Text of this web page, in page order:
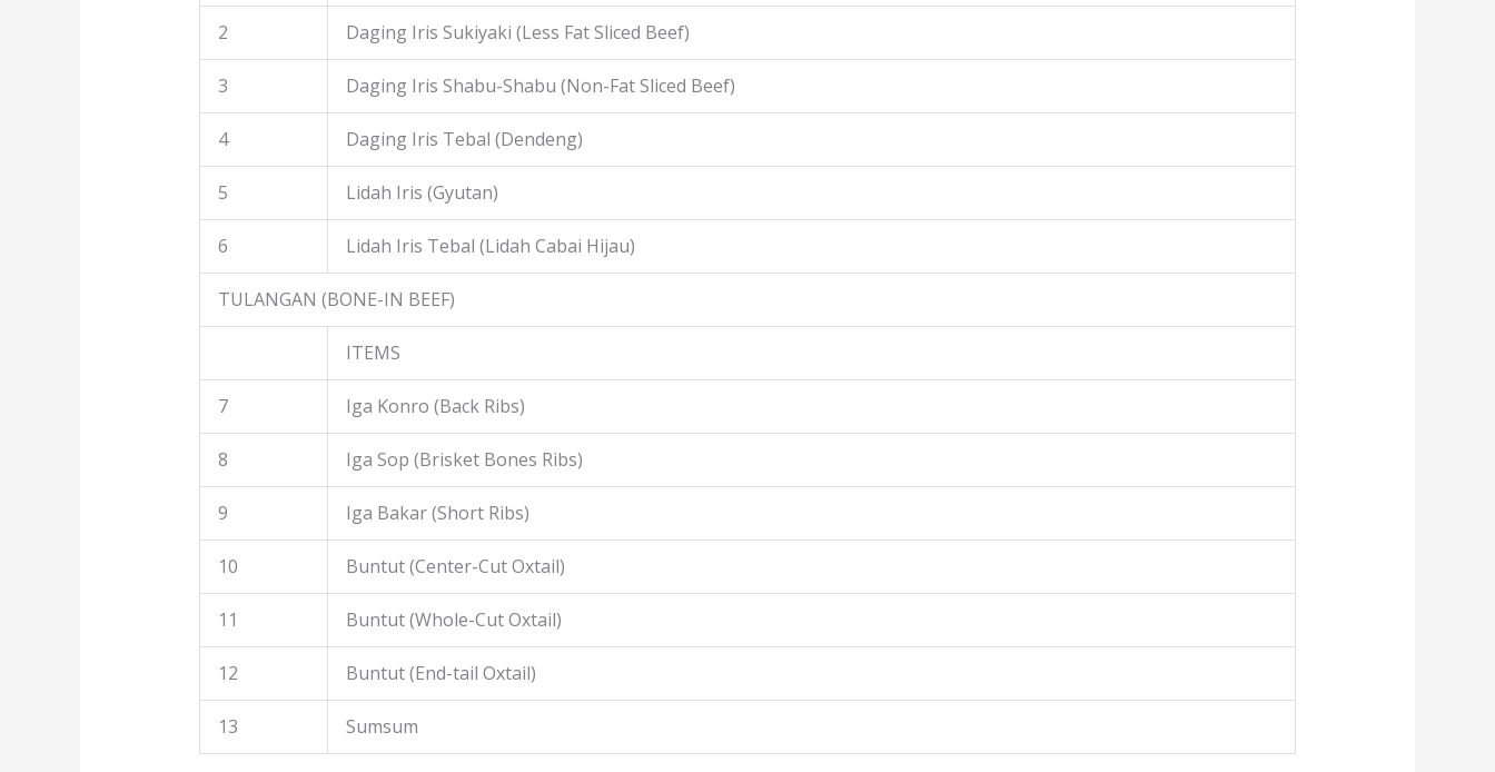
2 Daging Iris Sukiyaki (Less Fat Sliced Beef)
3 Daging Iris Shabu-Shabu (Non-Fat Sliced Beef)
4 Daging Iris Tebal (Dendeng)
5 Lidah Iris (Gyutan)
6 Lidah Iris Tebal (Lidah Cabai Hijau)
TULANGAN (BONE-IN BEEF)
ITEMS
7 Iga Konro (Back Ribs)
8 Iga Sop (Brisket Bones Ribs)
9 Iga Bakar (Short Ribs)
10 Buntut (Center-Cut Oxtail)
11 Buntut (Whole-Cut Oxtail)
12 Buntut (End-tail Oxtail)
13 Sumsum